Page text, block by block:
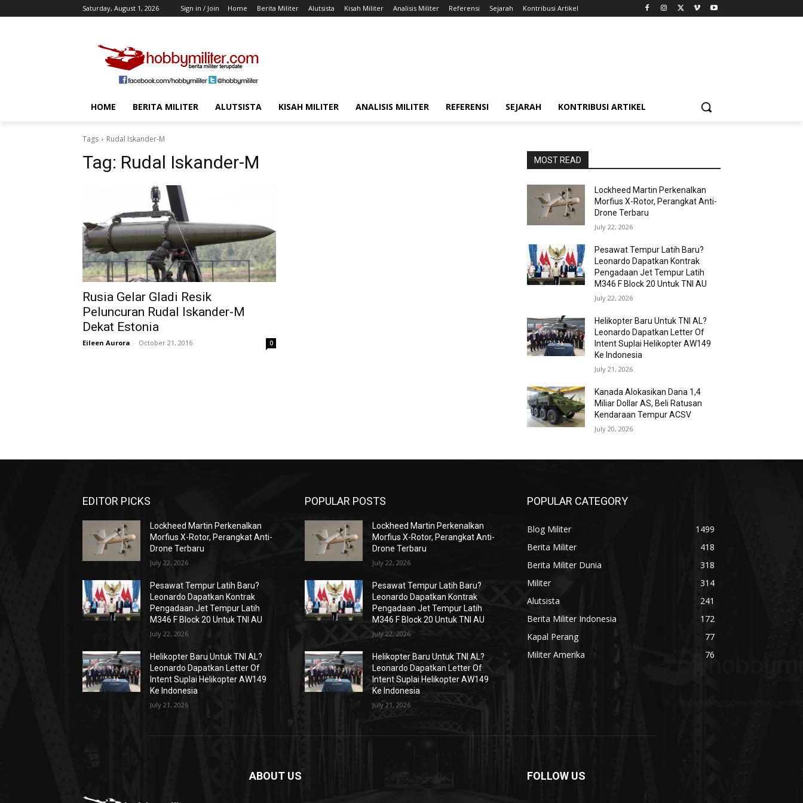
Saturday, August 1, 2026 Sign in / Join Home Berita Militer Alutsista Kisah Militer Analisis Militer Referensi Sejarah Kontribusi Artikel
HOME BERITA MILITER ALUTSISTA KISAH MILITER ANALISIS MILITER REFERENSI SEJARAH KONTRIBUSI ARTIKEL
Tags Rudal Iskander-M
Tag: Rudal Iskander-M
Rusia Gelar Gladi Resik
Peluncuran Rudal Iskander-M
Dekat Estonia
Eileen Aurora - October 21, 2016 0
MOST READ
Lockheed Martin Perkenalkan
Morfius X-Rotor, Perangkat Anti-
Drone Terbaru
July 22, 2026
Pesawat Tempur Latih Baru?
Leonardo Dapatkan Kontrak
Pengadaan Jet Tempur Latih
M346 F Block 20 Untuk TNI AU
July 22, 2026
Helikopter Baru Untuk TNI AL?
Leonardo Dapatkan Letter Of
Intent Suplai Helikopter AW149
Ke Indonesia
July 21, 2026
Kanada Alokasikan Dana 1,4
Miliar Dollar AS, Beli Ratusan
Kendaraan Tempur ACSV
July 20, 2026
EDITOR PICKS
Lockheed Martin Perkenalkan
Morfius X-Rotor, Perangkat Anti-
Drone Terbaru
July 22, 2026
Pesawat Tempur Latih Baru?
Leonardo Dapatkan Kontrak
Pengadaan Jet Tempur Latih
M346 F Block 20 Untuk TNI AU
July 22, 2026
Helikopter Baru Untuk TNI AL?
Leonardo Dapatkan Letter Of
Intent Suplai Helikopter AW149
Ke Indonesia
July 21, 2026
POPULAR POSTS
Lockheed Martin Perkenalkan
Morfius X-Rotor, Perangkat Anti-
Drone Terbaru
July 22, 2026
Pesawat Tempur Latih Baru?
Leonardo Dapatkan Kontrak
Pengadaan Jet Tempur Latih
M346 F Block 20 Untuk TNI AU
July 22, 2026
Helikopter Baru Untuk TNI AL?
Leonardo Dapatkan Letter Of
Intent Suplai Helikopter AW149
Ke Indonesia
July 21, 2026
POPULAR CATEGORY
Blog Militer
1499
Berita Militer
418
Berita Militer Dunia
318
Militer
314
Alutsista
241
Berita Militer Indonesia
172
Kapal Perang
77
Militer Amerika
76
ABOUT US FOLLOW US